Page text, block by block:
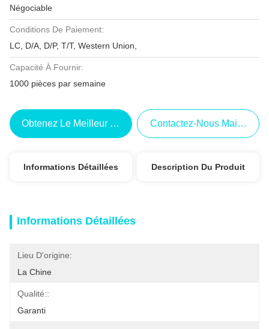
Négociable
Conditions De Paiement:
LC, D/A, D/P, T/T, Western Union,
Capacité À Fournir:
1000 pièces par semaine
Obtenez Le Meilleur Prix Contactez-Nous Maintenant
Informations Détaillées Description Du Produit
Informations Détaillées
Lieu D'origine:
La Chine
Qualité::
Garanti